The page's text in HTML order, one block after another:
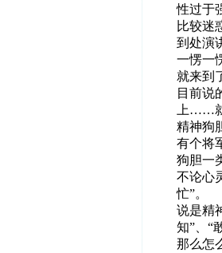
性过于
比较迷
到处演
一愣一
就来
目前说
上……
精神狗
有个将
狗胆一
不论心
忙”。
说是精
知”、“
那么怎